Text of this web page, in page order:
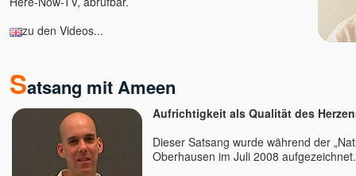
zu den Videos...
Satsang mit Ameen
Aufrichtigkeit als Qualität des
Dieser Satsang wurde während der
Oberhausen im Juli 2008 aufgezeichnet.